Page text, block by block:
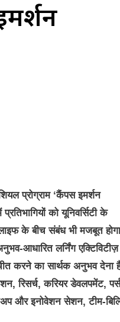
प्रोग्राम ‘कैंपस इमर्शन
को यूनिवर्सिटी के
के बीच संबंध भी मजबूत
आधारित लर्निंग
करने का सार्थक अनुभव देना
रिसर्च, करियर डेवलपमेंट,
और इनोवेशन सेशन, टीम-